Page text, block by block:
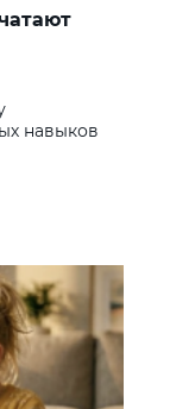
навыков